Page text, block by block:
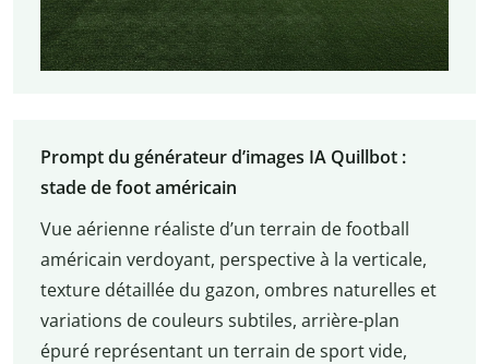
Prompt du générateur d’images IA Quillbot :
stade de foot américain
Vue aérienne réaliste d’un terrain de football
américain verdoyant, perspective à la verticale,
texture détaillée du gazon, ombres naturelles et
variations de couleurs subtiles, arrière-plan
épuré représentant un terrain de sport vide,